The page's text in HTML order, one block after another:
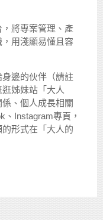
將專案管理、產
用淺顯易懂且容
邊的伙伴（請註
姊妹站「大人
、個人成長相關
Instagram專頁，
形式在「大人的